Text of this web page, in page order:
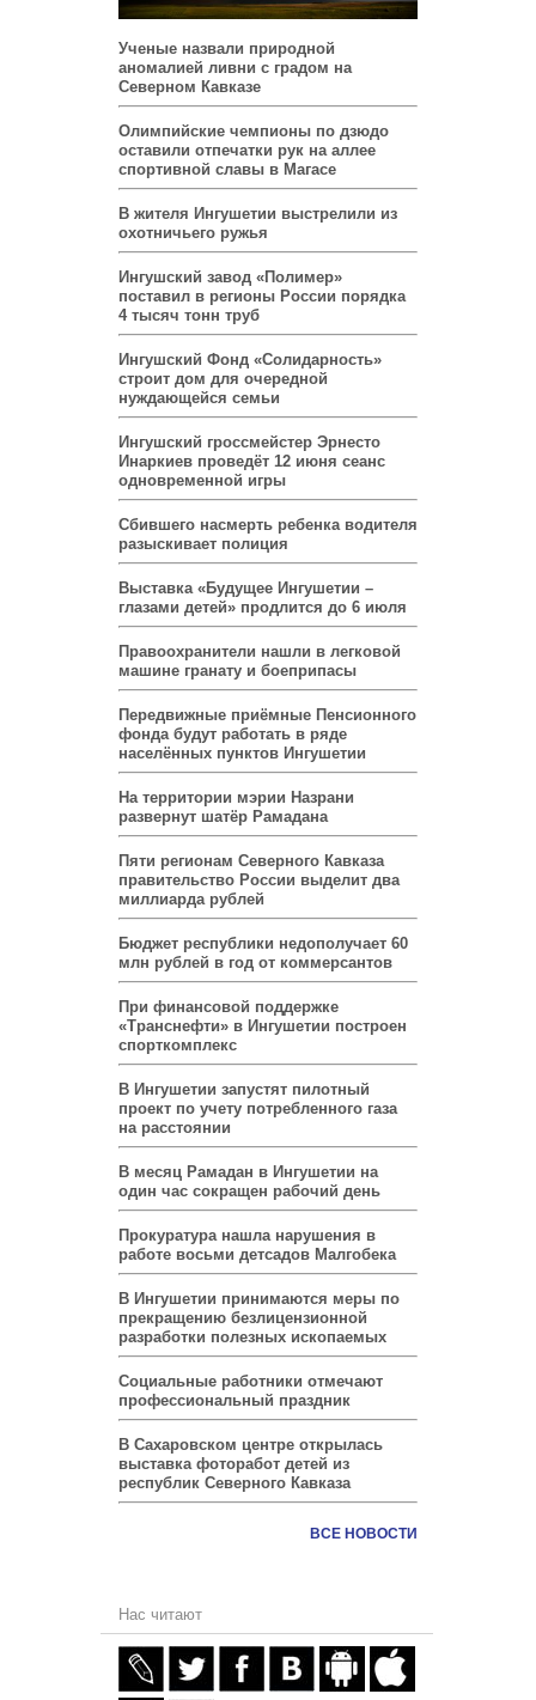
Ученые назвали природной
аномалией ливни с градом на
Северном Кавказе
Олимпийские чемпионы по дзюдо
оставили отпечатки рук на аллее
спортивной славы в Магасе
В жителя Ингушетии выстрелили из
охотничьего ружья
Ингушский завод «Полимер»
поставил в регионы России порядка
4 тысяч тонн труб
Ингушский Фонд «Солидарность»
строит дом для очередной
нуждающейся семьи
Ингушский гроссмейстер Эрнесто
Инаркиев проведёт 12 июня сеанс
одновременной игры
Сбившего насмерть ребенка водителя
разыскивает полиция
Выставка «Будущее Ингушетии –
глазами детей» продлится до 6 июля
Правоохранители нашли в легковой
машине гранату и боеприпасы
Передвижные приёмные Пенсионного
фонда будут работать в ряде
населённых пунктов Ингушетии
На территории мэрии Назрани
развернут шатёр Рамадана
Пяти регионам Северного Кавказа
правительство России выделит два
миллиарда рублей
Бюджет республики недополучает 60
млн рублей в год от коммерсантов
При финансовой поддержке
«Транснефти» в Ингушетии построен
спорткомплекс
В Ингушетии запустят пилотный
проект по учету потребленного газа
на расстоянии
В месяц Рамадан в Ингушетии на
один час сокращен рабочий день
Прокуратура нашла нарушения в
работе восьми детсадов Малгобека
В Ингушетии принимаются меры по
прекращению безлицензионной
разработки полезных ископаемых
Социальные работники отмечают
профессиональный праздник
В Сахаровском центре открылась
выставка фоторабот детей из
республик Северного Кавказа
ВСЕ НОВОСТИ
Нас читают